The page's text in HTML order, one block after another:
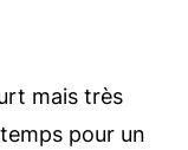
mais très
pour un